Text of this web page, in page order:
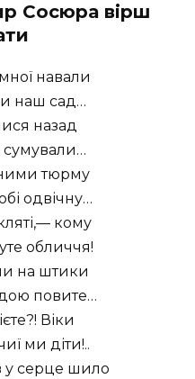
Сосюра вірш
навали
наш сад…
назад
сумували…
тюрму
одвічну…
кому
обличчя!
на штики
повите…
Віки
ми діти!..
у серце шило